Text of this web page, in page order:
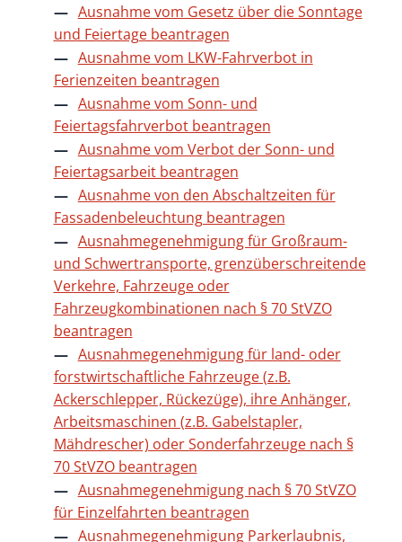
Ausnahme vom Gesetz über die Sonntage
und Feiertage beantragen
Ausnahme vom LKW-Fahrverbot in
Ferienzeiten beantragen
Ausnahme vom Sonn- und
Feiertagsfahrverbot beantragen
Ausnahme vom Verbot der Sonn- und
Feiertagsarbeit beantragen
Ausnahme von den Abschaltzeiten für
Fassadenbeleuchtung beantragen
Ausnahmegenehmigung für Großraum-
und Schwertransporte, grenzüberschreitende
Verkehre, Fahrzeuge oder
Fahrzeugkombinationen nach § 70 StVZO
beantragen
Ausnahmegenehmigung für land- oder
forstwirtschaftliche Fahrzeuge (z.B.
Ackerschlepper, Rückezüge), ihre Anhänger,
Arbeitsmaschinen (z.B. Gabelstapler,
Mähdrescher) oder Sonderfahrzeuge nach §
70 StVZO beantragen
Ausnahmegenehmigung nach § 70 StVZO
für Einzelfahrten beantragen
Ausnahmegenehmigung Parkerlaubnis,